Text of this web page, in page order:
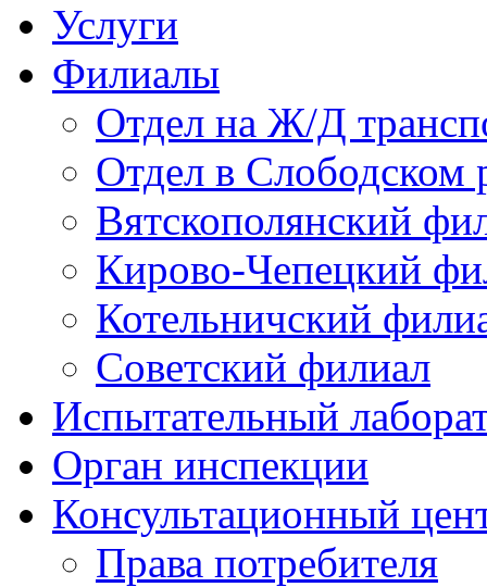
Услуги
Филиалы
Отдел на Ж/Д
Отдел в Слободском
Вятскополянский
Кирово-Чепецкий
Котельничский
Советский филиал
Испытательный
Орган инспекции
Консультационный
Права потребителя